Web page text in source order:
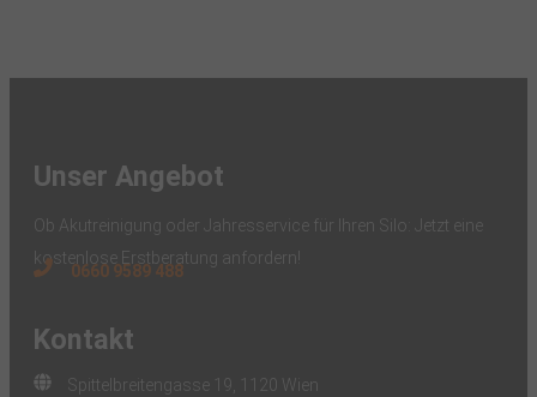
Unser Angebot
Ob Akutreinigung oder Jahresservice für Ihren Silo: Jetzt eine
kostenlose Erstberatung anfordern!
0660 9589 488
Kontakt
Spittelbreitengasse 19, 1120 Wien